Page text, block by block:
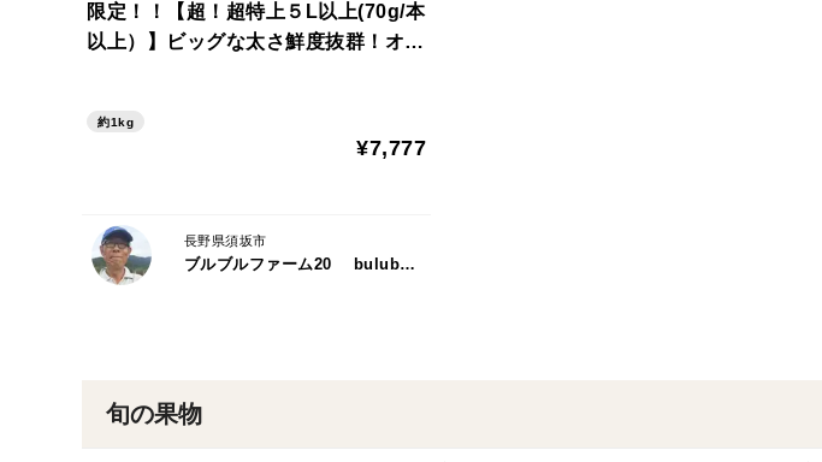
旬の果物
限定！！【超！超特上５L以上(70g/本
以上）】ビッグな太さ鮮度抜群！オー
約1kg
¥7,777
長野県須坂市
ブルブルファーム20 bulubulu-farm.com